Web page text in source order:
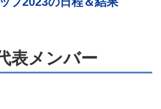
表メンバー